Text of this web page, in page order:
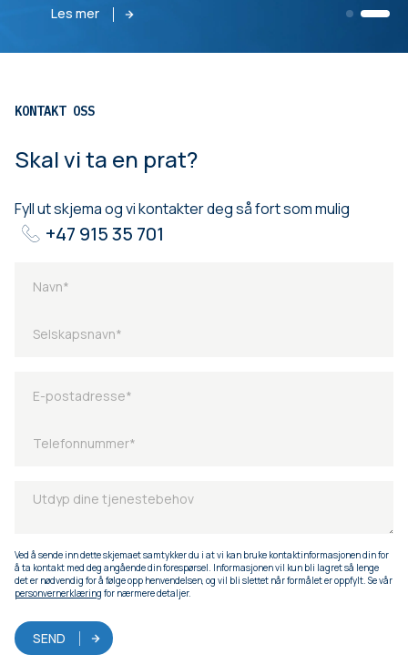
Les mer
KONTAKT OSS
Skal vi ta en prat?
Fyll ut skjema og vi kontakter deg så fort som mulig
+47 915 35 701
Ved å sende inn dette skjemaet samtykker du i at vi kan bruke kontaktinformasjonen din for
å ta kontakt med deg angående din forespørsel. Informasjonen vil kun bli lagret så lenge
det er nødvendig for å følge opp henvendelsen, og vil bli slettet når formålet er oppfylt. Se vår
personvernerklæring for nærmere detaljer.